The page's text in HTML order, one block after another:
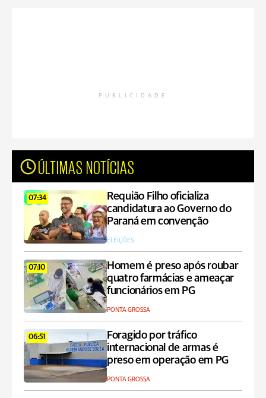
PUBLICIDADE
ÚLTIMAS NOTÍCIAS
07:34
Requião Filho oficializa
candidatura ao Governo do
Paraná em convenção
ELEIÇÕES
07:10
Homem é preso após roubar
quatro farmácias e ameaçar
funcionários em PG
PONTA GROSSA
06:51
Foragido por tráfico
internacional de armas é
preso em operação em PG
PONTA GROSSA